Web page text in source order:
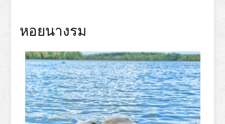
หอยนางรม